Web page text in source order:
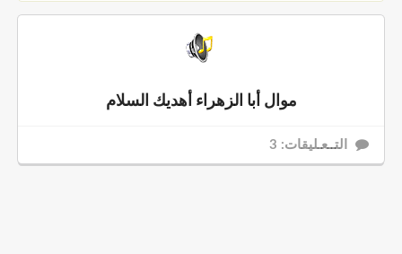
موال أبا الزهراء أهديك السلام
التــعـليقات: 3